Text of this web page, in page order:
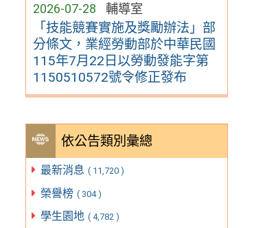
2026-07-28 輔導室
「技能競賽實施及獎勵辦法」部
分條文，業經勞動部於中華民國
115年7月22日以勞動發能字第
1150510572號令修正發布
依公告類別彙總
最新消息 ( 11,720 )
榮譽榜 ( 304 )
學生園地 ( 4,782 )